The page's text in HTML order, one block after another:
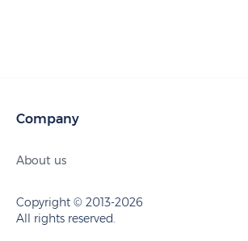
Company
About us
Copyright © 2013-2026
All rights reserved.